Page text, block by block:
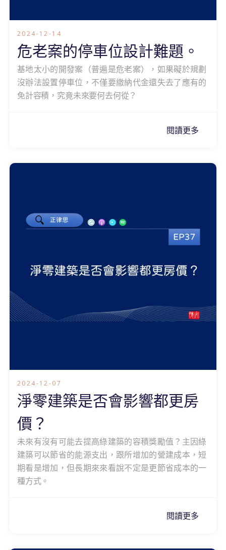
2024-12-14
危老案的停車位設計難題。
基地太小的開發案（普遍是危老案），如果礙於規劃
沒辦法設置停車位，不僅要繳納代金還失去了應有的
免計容積，究竟未來要何去何從？
閱讀更多
2024-12-07
淨零建築是否會影響都更房
價？
未來有沒有可能去提高綠建築的容積獎勵值？主因綠
建築可以節省的能源支出，跟所增加的營建成本，短
期看是增加，但長期來來看說不定是更節省成本的一
種方式。
閱讀更多